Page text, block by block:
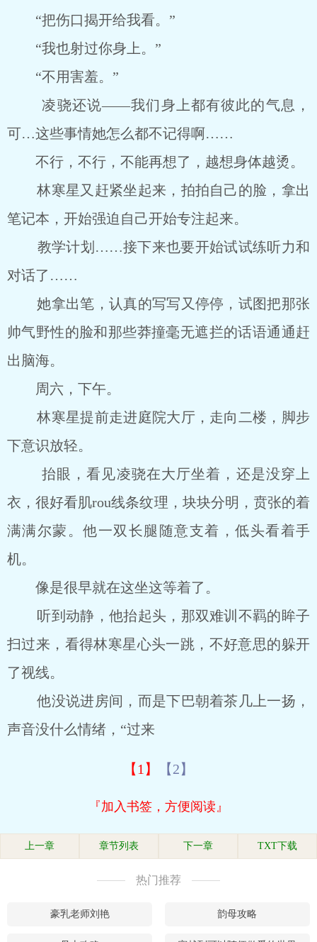
“把伤口揭开给我看。”
“我也射过你身上。”
“不用害羞。”
凌骁还说――我们身上都有彼此的气息，
可…这些事情她怎么都不记得啊……
不行，不行，不能再想了，越想身体越烫。
林寒星又赶紧坐起来，拍拍自己的脸，拿出
笔记本，开始强迫自己开始专注起来。
教学计划……接下来也要开始试试练听力和
对话了……
她拿出笔，认真的写写又停停，试图把那张
帅气野性的脸和那些莽撞毫无遮拦的话语通通赶
出脑海。
周六，下午。
林寒星提前走进庭院大厅，走向二楼，脚步
下意识放轻。
抬眼，看见凌骁在大厅坐着，还是没穿上
衣，很好看肌rou线条纹理，块块分明，贲张的着
满满尔蒙。他一双长腿随意支着，低头看着手
机。
像是很早就在这坐这等着了。
听到动静，他抬起头，那双难训不羁的眸子
扫过来，看得林寒星心头一跳，不好意思的躲开
了视线。
他没说进房间，而是下巴朝着茶几上一扬，
声音没什么情绪，“过来
【1】 【2】
『加入书签，方便阅读』
上一章 章节列表 下一章 TXT下载
热门推荐
豪乳老师刘艳 韵母攻略